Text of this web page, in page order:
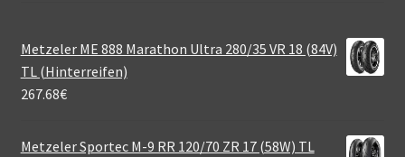
Metzeler ME 888 Marathon Ultra 280/35 VR 18 (84V)
TL (Hinterreifen)
267.68€
Metzeler Sportec M-9 RR 120/70 ZR 17 (58W) TL